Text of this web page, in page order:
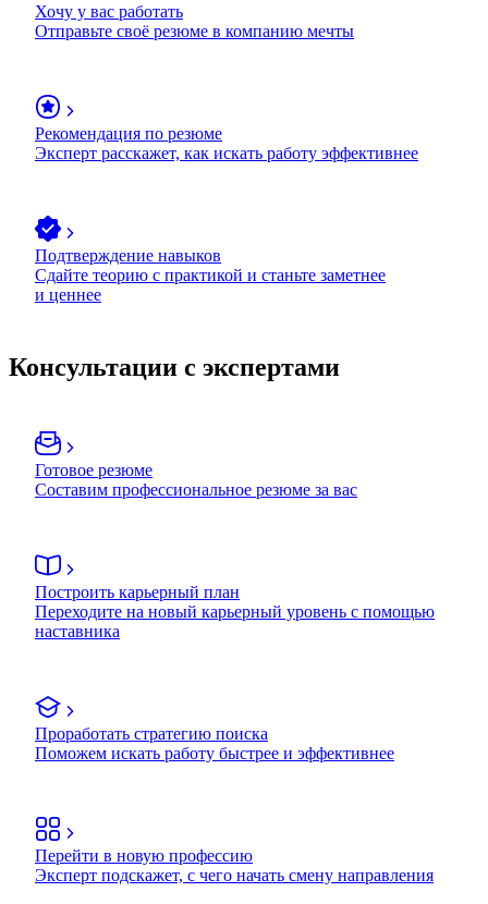
Хочу у вас работать
Отправьте своё резюме в компанию мечты
Рекомендация по резюме
Эксперт расскажет, как искать работу эффективнее
Подтверждение навыков
Сдайте теорию с практикой и станьте заметнее
и ценнее
Консультации с экспертами
Готовое резюме
Составим профессиональное резюме за вас
Построить карьерный план
Переходите на новый карьерный уровень с помощью
наставника
Проработать стратегию поиска
Поможем искать работу быстрее и эффективнее
Перейти в новую профессию
Эксперт подскажет, с чего начать смену направления